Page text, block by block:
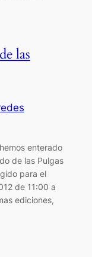
las
enterado
de las Pulgas
para el
de 11:00 a
ediciones,